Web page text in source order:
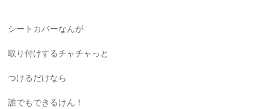
シートカバーなんが
取り付けするチャチャっと
つけるだけなら
誰でもできるけん！